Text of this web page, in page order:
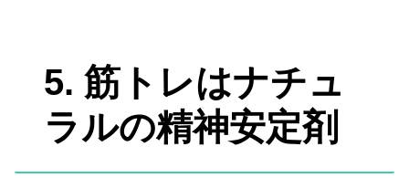
5. 筋トレはナチュ
ラルの精神安定剤